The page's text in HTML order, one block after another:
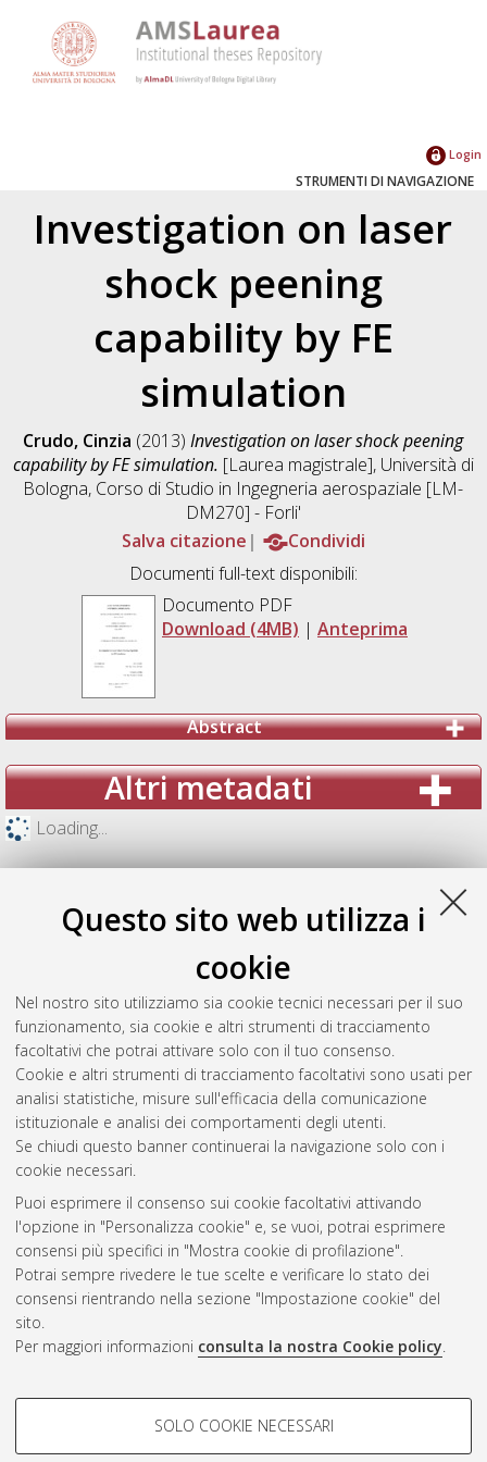
Questo sito web utilizza i
cookie
Nel nostro sito utilizziamo sia cookie tecnici necessari per il suo
funzionamento, sia cookie e altri strumenti di tracciamento
facoltativi che potrai attivare solo con il tuo consenso.
Cookie e altri strumenti di tracciamento facoltativi sono usati per
analisi statistiche, misure sull'efficacia della comunicazione
istituzionale e analisi dei comportamenti degli utenti.
Se chiudi questo banner continuerai la navigazione solo con i
cookie necessari.
Puoi esprimere il consenso sui cookie facoltativi attivando
l'opzione in "Personalizza cookie" e, se vuoi, potrai esprimere
consensi più specifici in "Mostra cookie di profilazione".
Potrai sempre rivedere le tue scelte e verificare lo stato dei
consensi rientrando nella sezione "Impostazione cookie" del
sito.
Per maggiori informazioni consulta la nostra Cookie policy.
COOKIE DI PROFILAZIONE -
SOLO COOKIE NECESSARI
Login
STRUMENTI DI NAVIGAZIONE
Investigation on laser
shock peening
capability by FE
simulation
Crudo, Cinzia (2013)Investigation on laser shock peening
capability by FE simulation. [Laurea magistrale], Università di
Bologna, Corso di Studio in Ingegneria aerospaziale [LM-
DM270] - Forli'
Salva citazione
Condividi
Documenti full-text disponibili:
Documento PDF
Download (4MB) | Anteprima
Abstract
Altri metadati
Loading...
Gestione del documento:
Atom
Rss 1.0
Rss 2.0
AMS Laurea
Impostazioni Cookie
Informativa sulla privacy
Condizioni d’uso del sito